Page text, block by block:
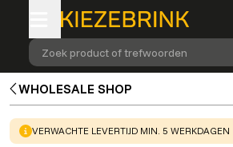
Zoek product of trefwoorden
WHOLESALE SHOP
WARNING:
VERWACHTE LEVERTIJD MIN. 5 WERKDAGEN